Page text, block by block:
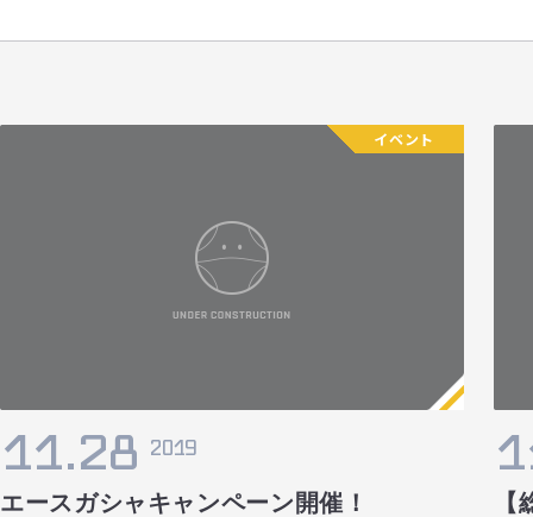
イベント
11.28 2019
エースガシャキャンペーン開催！